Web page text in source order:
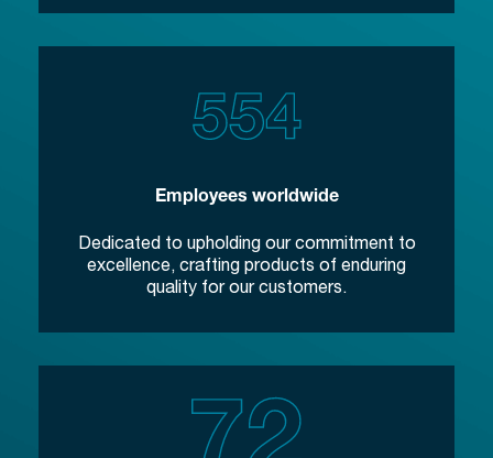
Employees worldwide
Dedicated to upholding our commitment to
excellence, crafting products of enduring
quality for our customers.